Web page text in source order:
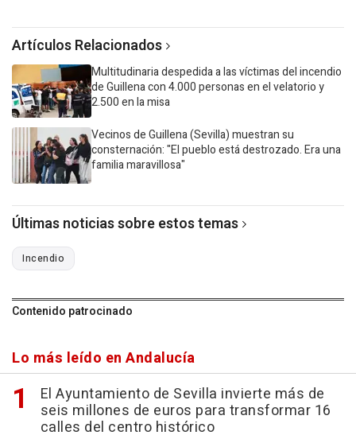
Artículos Relacionados
Multitudinaria despedida a las víctimas del incendio
de Guillena con 4.000 personas en el velatorio y
2.500 en la misa
Vecinos de Guillena (Sevilla) muestran su
consternación: "El pueblo está destrozado. Era una
familia maravillosa"
Últimas noticias sobre estos temas
Incendio
Contenido patrocinado
Lo más leído en Andalucía
El Ayuntamiento de Sevilla invierte más de
seis millones de euros para transformar 16
calles del centro histórico